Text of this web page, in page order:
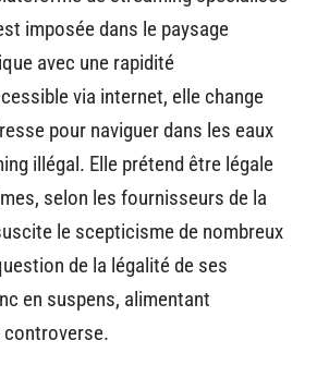
imposée dans le paysage
avec une rapidité
via internet, elle change
pour naviguer dans les eaux
illégal. Elle prétend être légale
selon les fournisseurs de la
le scepticisme de nombreux
de la légalité de ses
en suspens, alimentant